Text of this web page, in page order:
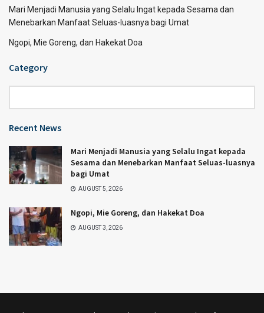
Mari Menjadi Manusia yang Selalu Ingat kepada Sesama dan
Menebarkan Manfaat Seluas-luasnya bagi Umat
Ngopi, Mie Goreng, dan Hakekat Doa
Category
Recent News
Mari Menjadi Manusia yang Selalu Ingat kepada
Sesama dan Menebarkan Manfaat Seluas-luasnya
bagi Umat
AUGUST 5, 2026
Ngopi, Mie Goreng, dan Hakekat Doa
AUGUST 3, 2026